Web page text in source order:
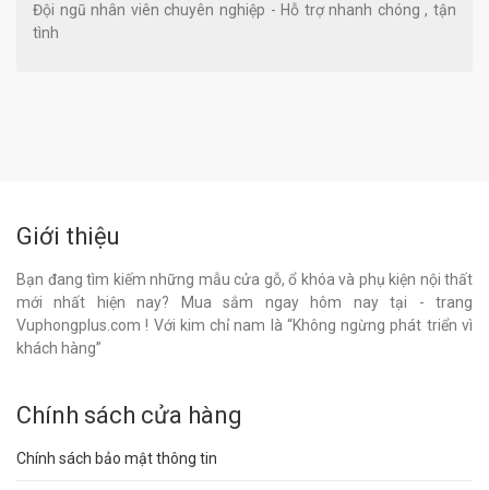
Đội ngũ nhân viên chuyên nghiệp - Hỗ trợ nhanh chóng , tận
tình
Giới thiệu
Bạn đang tìm kiếm những mẫu cửa gỗ, ổ khóa và phụ kiện nội thất
mới nhất hiện nay? Mua sắm ngay hôm nay tại - trang
Vuphongplus.com ! Với kim chỉ nam là “Không ngừng phát triển vì
khách hàng”
Chính sách cửa hàng
Chính sách bảo mật thông tin